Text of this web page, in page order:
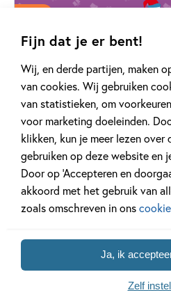
Fijn dat je er bent!
Wij, en derde partijen, maken
van cookies. Wij gebruiken
van statistieken, om
voor marketing doeleinden.
klikken, kun je meer lezen over
gebruiken op deze website en
Door op ‘Accepteren en
akkoord met het gebruik van
zoals omschreven in ons
Ja, ik
Zelf
7 NOVEMBER 2025
De leukste cadeaus voor
feestdagen
Lees meer